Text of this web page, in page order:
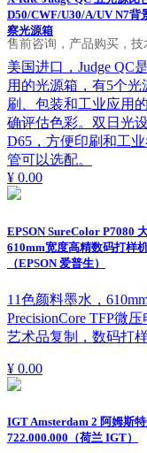
D50/CWF/U30/A/UV N7背
察光源箱
美国进口，Judge QC
用的光源箱，有5个光
刷、包装和工业应用
确评估色彩。双日光
D65，方便印刷和工
管可以选配。
¥ 0.00
EPSON SureColor P7080
610mm宽度高精数码打样
（EPSON 爱普生）
11色颜料墨水，
PrecisionCore TFP微
艺术品复制，数码打样
¥ 0.00
IGT Amsterdam 2 阿姆斯
722.000.000（荷兰 IGT）
售前咨询，产品购买，